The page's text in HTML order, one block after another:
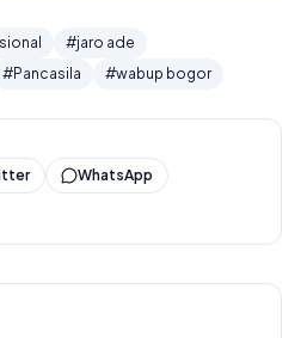
#jaro ade
#Pancasila #wabup bogor
WhatsApp